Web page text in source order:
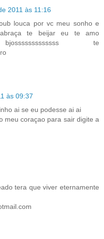
2011 às 11:16
louca por vc meu sonho e
te beijar eu te amo
te
às 09:37
ai se eu podesse ai ai
meu coraçao para sair digite a
tera que viver eternamente